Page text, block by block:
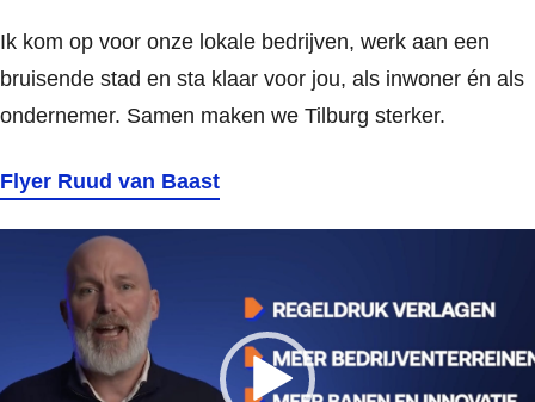
Ik kom op voor onze lokale bedrijven, werk aan een
bruisende stad en sta klaar voor jou, als inwoner én als
ondernemer. Samen maken we Tilburg sterker.
Flyer Ruud van Baast
Videospeler